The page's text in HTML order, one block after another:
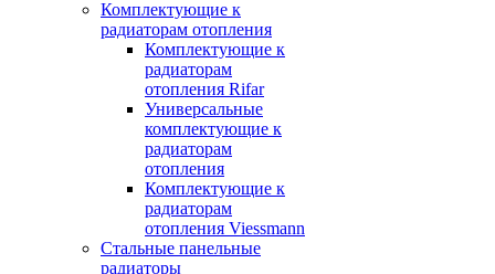
Комплектующие к
радиаторам отопления
Комплектующие к
радиаторам
отопления Rifar
Универсальные
комплектующие к
радиаторам
отопления
Комплектующие к
радиаторам
отопления Viessmann
Стальные панельные
радиаторы